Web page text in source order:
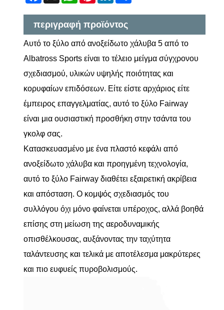
περιγραφή προϊόντος
Αυτό το ξύλο από ανοξείδωτο χάλυβα 5 από το
Albatross Sports είναι το τέλειο μείγμα σύγχρονου
σχεδιασμού, υλικών υψηλής ποιότητας και
κορυφαίων επιδόσεων. Είτε είστε αρχάριος είτε
έμπειρος επαγγελματίας, αυτό το ξύλο Fairway
είναι μια ουσιαστική προσθήκη στην τσάντα του
γκολφ σας.
Κατασκευασμένο με ένα πλαστό κεφάλι από
ανοξείδωτο χάλυβα και προηγμένη τεχνολογία,
αυτό το ξύλο Fairway διαθέτει εξαιρετική ακρίβεια
και απόσταση. Ο κομψός σχεδιασμός του
συλλόγου όχι μόνο φαίνεται υπέροχος, αλλά βοηθά
επίσης στη μείωση της αεροδυναμικής
οπισθέλκουσας, αυξάνοντας την ταχύτητα
ταλάντευσης και τελικά με αποτέλεσμα μακρύτερες
και πιο ευφυείς πυροβολισμούς.